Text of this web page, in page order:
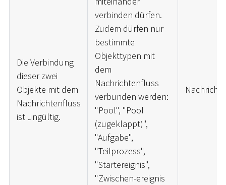
Die Verbindung
dieser zwei
Objekte mit dem
Nachrichtenfluss
ist ungültig.
verbinden dürfen.
Zudem dürfen nur
bestimmte
Objekttypen mit
dem
Nachrichtenfluss
verbunden werden:
"Pool", "Pool
(zugeklappt)",
"Aufgabe",
"Teilprozess",
"Startereignis",
"Zwischen-ereignis